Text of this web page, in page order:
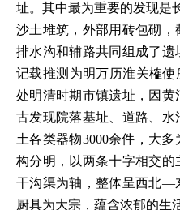
址。其中最为重要的发现是
沙土堆筑，外部用砖包砌
排水沟和辅路共同组成了
记载推测为明万历淮关榷使
处明清时期市镇遗址，因
古发现院落基址、道路、
土各类器物3000余件，大
构分明，以两条十字相交
干沟渠为轴，整体呈西北—
厨具为大宗，蕴含浓郁的生